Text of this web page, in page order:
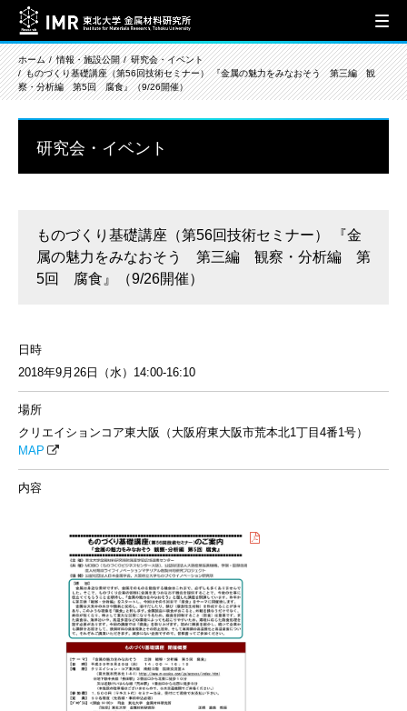
ホーム 情報・施設公開
研究会・イベント
ものづくり基礎講座（第56回技術セミナー） 『金属の魅力をみなおそう 第三編 観
察・分析編 第5回 腐食』（9/26開催）
研究会・イベント
ものづくり基礎講座（第56回技術セミナー） 『金
属の魅力をみなおそう 第三編 観察・分析編 第
5回 腐食』（9/26開催）
日時
2018年9月26日（水）14:00-16:10
場所
クリエイションコア東大阪（大阪府東大阪市荒本北1丁目4番1号）
MAP
内容